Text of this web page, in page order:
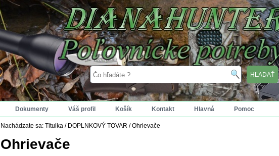
Dokumenty Váš profil Košík Kontakt Hlavná Pomoc
Nachádzate sa: Titulka / DOPLNKOVÝ TOVAR /Ohrievače
Ohrievače